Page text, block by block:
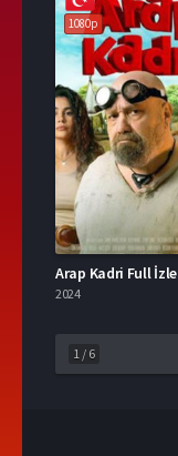
1080p
Arap Kadri Full İzle
2024
1 / 6